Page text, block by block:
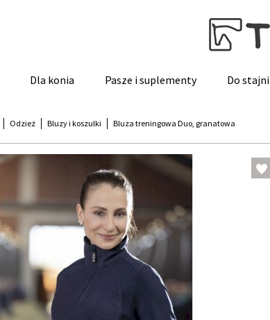
Dla konia Pasze i suplementy Do stajni
Odzież Bluzy i koszulki Bluza treningowa Duo, granatowa